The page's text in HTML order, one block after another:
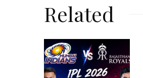
Related